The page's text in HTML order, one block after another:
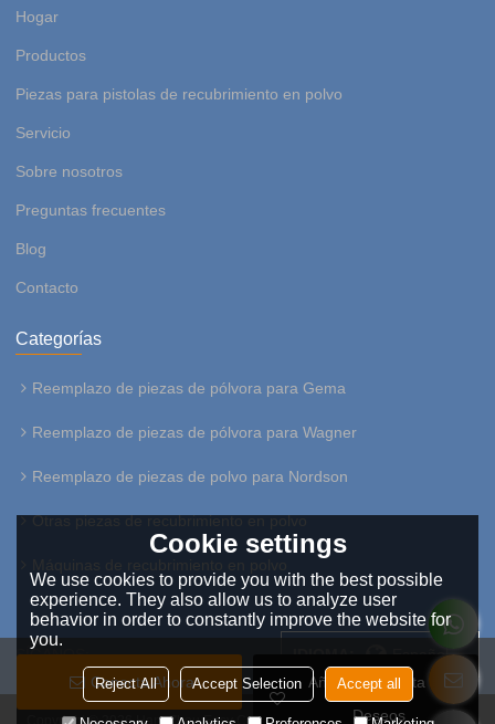
Conecta Ahora
Añadir A La Lista De
Deseos
Hogar
Productos
Piezas para pistolas de recubrimiento en polvo
Servicio
Sobre nosotros
Preguntas frecuentes
Blog
Contacto
Categorías
Reemplazo de piezas de pólvora para Gema
Reemplazo de piezas de pólvora para Wagner
Reemplazo de piezas de polvo para Nordson
Otras piezas de recubrimiento en polvo
SÍGANOS: Español
Copyright © 2026HangZhou Easy Coating Equipment Co.,LtdSupport By
Cookie settings
We use cookies to provide you with the best possible
experience. They also allow us to analyze user
behavior in order to constantly improve the website for
you.
Reject All Accept Selection Accept all